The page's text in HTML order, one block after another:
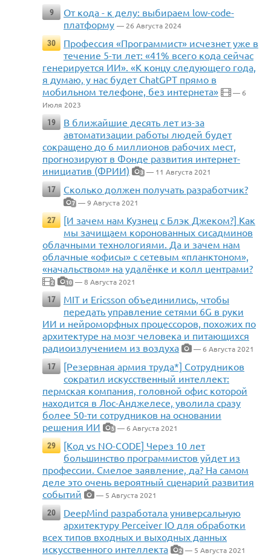
9
От кода - к делу: выбираем low-code-
платформу — 26 Августа 2024
30
Профессия «Программист» исчезнет уже в
течение 5-ти лет: «41% всего кода сейчас
генерируется ИИ». «К концу следующего года,
я думаю, у нас будет ChatGPT прямо в
мобильном телефоне, без интернета»
— 6
Июля 2023
19
В ближайшие десять лет из-за
автоматизации работы людей будет
сокращено до 6 миллионов рабочих мест,
прогнозируют в Фонде развития интернет-
инициатив (ФРИИ)
3 — 11 Августа 2021
17
Сколько должен получать разработчик?
7 — 9 Августа 2021
27
[И зачем нам Кузнец с Блэк Джеком?] Как
мы зачищаем коронованных сисадминов
облачными технологиями. Да и зачем нам
облачные «офисы» с сетевым «планктоном»,
«начальством» на удалёнке и колл центрами?
2 10 — 8 Августа 2021
17
MIT и Ericsson объединились, чтобы
передать управление сетями 6G в руки
ИИ и нейроморфных процессоров, похожих по
архитектуре на мозг человека и питающихся
радиоизлучением из воздуха
— 6 Августа 2021
17
[Резервная армия труда*] Сотрудников
сократил искусственный интеллект:
пермская компания, головной офис которой
находится в Лос-Анджелесе, уволила сразу
более 50-ти сотрудников на основании
решения ИИ
5 — 6 Августа 2021
29
[Код vs NO-CODE] Через 10 лет
большинство программистов уйдет из
профессии. Смелое заявление, да? На самом
деле это очень вероятный сценарий развития
событий
— 5 Августа 2021
20
DeepMind разработала универсальную
архитектуру Perceiver IO для обработки
всех типов входных и выходных данных
искусственного интеллекта
2 — 5 Августа 2021